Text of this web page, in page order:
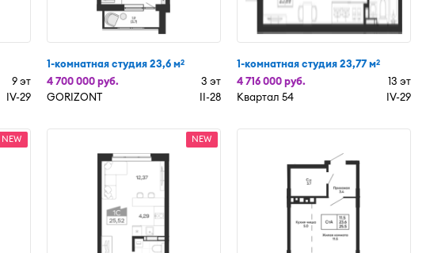
9 эт
IV-29
1-комнатная студия 23,6 м2
4 700 000 руб.
3 эт
GORIZONT
II-28
1-комнатная студия 23,77 м2
4 716 000 руб.
13 эт
Квартал 54
IV-29
NEW NEW